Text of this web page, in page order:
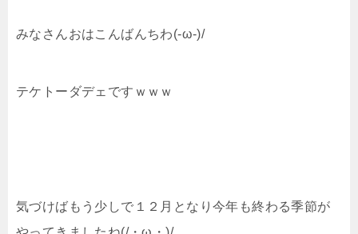
みなさんおはこんばんちわ(-ω-)/
テケトーダデェですｗｗｗ
気づけばもう少しで１２月となり今年も終わる季節が